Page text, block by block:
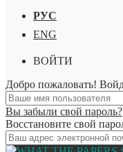
РУС
ENG
ВОЙТИ
Добро пожаловать!
Вы забыли свой пароль?
Восстановите свой